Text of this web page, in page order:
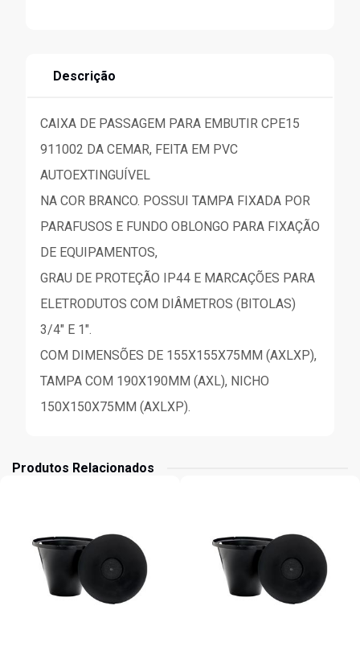
Descrição
CAIXA DE PASSAGEM PARA EMBUTIR CPE15
911002 DA CEMAR, FEITA EM PVC
AUTOEXTINGUÍVEL
NA COR BRANCO. POSSUI TAMPA FIXADA POR
PARAFUSOS E FUNDO OBLONGO PARA FIXAÇÃO
DE EQUIPAMENTOS,
GRAU DE PROTEÇÃO IP44 E MARCAÇÕES PARA
ELETRODUTOS COM DIÂMETROS (BITOLAS)
3/4" E 1".
COM DIMENSÕES DE 155X155X75MM (AXLXP),
TAMPA COM 190X190MM (AXL), NICHO
150X150X75MM (AXLXP).
Produtos Relacionados